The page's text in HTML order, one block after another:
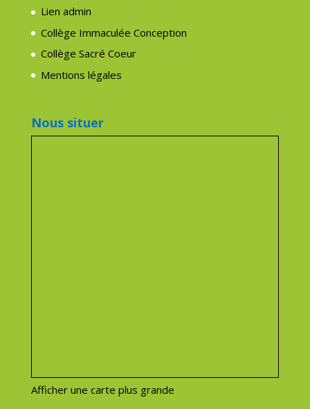
Lien admin
Collège Immaculée Conception
Collège Sacré Coeur
Mentions légales
Nous situer
Afficher une carte plus grande